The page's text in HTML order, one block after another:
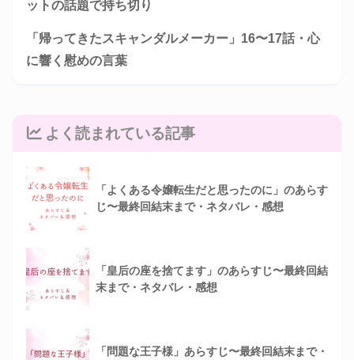
ットの話題で持ち切り
「帰ってきたスキャンダルメーカー」16〜17話・心
に響く慰めの言葉
よく読まれている記事
「よくある令嬢転生だと思ったのに」のあらす
じ〜最終回結末まで・ネタバレ・感想
「皇后の座を捨てます」のあらすじ〜最終回結
末まで・ネタバレ・感想
「問題な王子様」あらすじ〜最終回結末まで・